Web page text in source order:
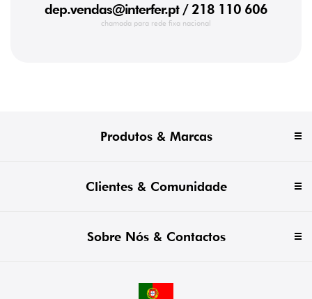
dep.vendas@interfer.pt/ 218 110 606
chamada para rede fixa nacional
Produtos & Marcas
Clientes & Comunidade
Sobre Nós & Contactos